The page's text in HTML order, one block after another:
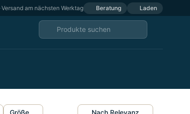
·Versand am nächsten Werktag Beratung Laden
Größe Nach Relevanz